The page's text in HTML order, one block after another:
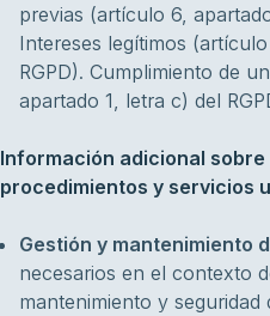
previas (artículo 6,
Intereses legítimos
RGPD). Cumplimiento de
apartado 1, letra c) del
Información adicional
procedimientos y servicios
Gestión y mantenimiento
necesarios en el contexto
mantenimiento y